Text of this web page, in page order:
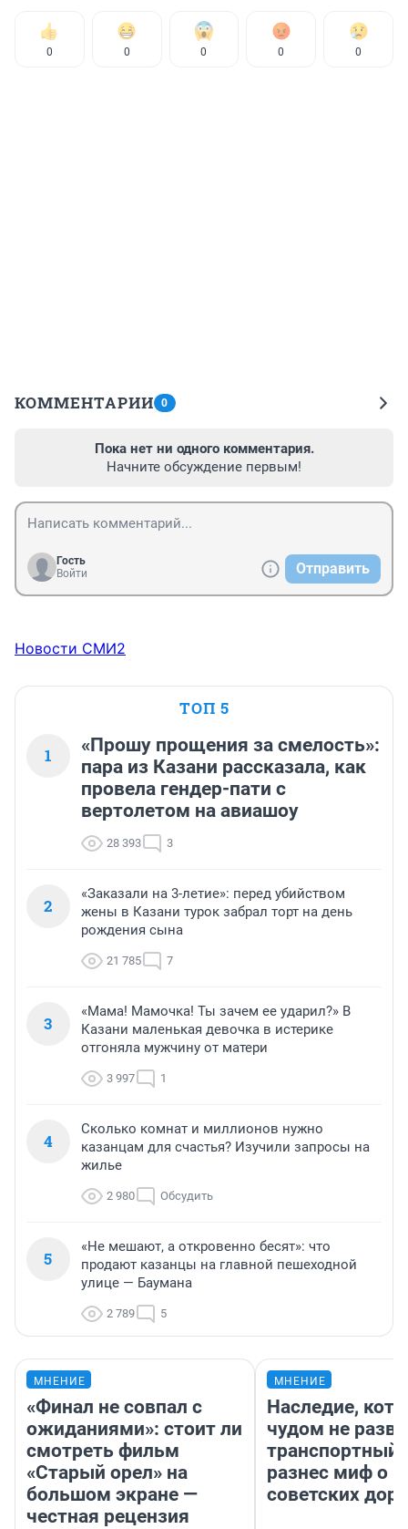
0 0 0 0 0
КОММЕНТАРИИ 0
Пока нет ни одного комментария.
Начните обсуждение первым!
Гость
Войти
Отправить
Новости СМИ2
ТОП 5
1
«Прошу прощения за смелость»:
пара из Казани рассказала, как
провела гендер-пати с
вертолетом на авиашоу
28 393 3
2
«Заказали на 3-летие»: перед убийством
жены в Казани турок забрал торт на день
рождения сына
21 785 7
3
«Мама! Мамочка! Ты зачем ее ударил?» В
Казани маленькая девочка в истерике
отгоняла мужчину от матери
3 997 1
4
Сколько комнат и миллионов нужно
казанцам для счастья? Изучили запросы на
жилье
2 980 Обсудить
5
«Не мешают, а откровенно бесят»: что
продают казанцы на главной пешеходной
улице — Баумана
2 789 5
МНЕНИЕ
«Финал не совпал с
ожиданиями»: стоит ли
смотреть фильм
«Старый орел» на
большом экране —
честная рецензия
МНЕНИЕ
Наследие,
чудом не
транспортный
разнес миф о
советских